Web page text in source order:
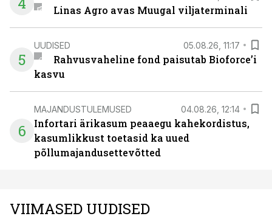
Linas Agro avas Muugal viljaterminali
5
UUDISED 05.08.26, 11:17
Rahvusvaheline fond paisutab Bioforce’i
kasvu
6
MAJANDUSTULEMUSED 04.08.26, 12:14
Infortari ärikasum peaaegu kahekordistus,
kasumlikkust toetasid ka uued
põllumajandusettevõtted
VIIMASED UUDISED